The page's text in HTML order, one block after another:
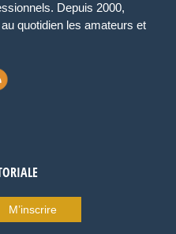
Depuis 2000,
quotidien les amateurs et
M’inscrire